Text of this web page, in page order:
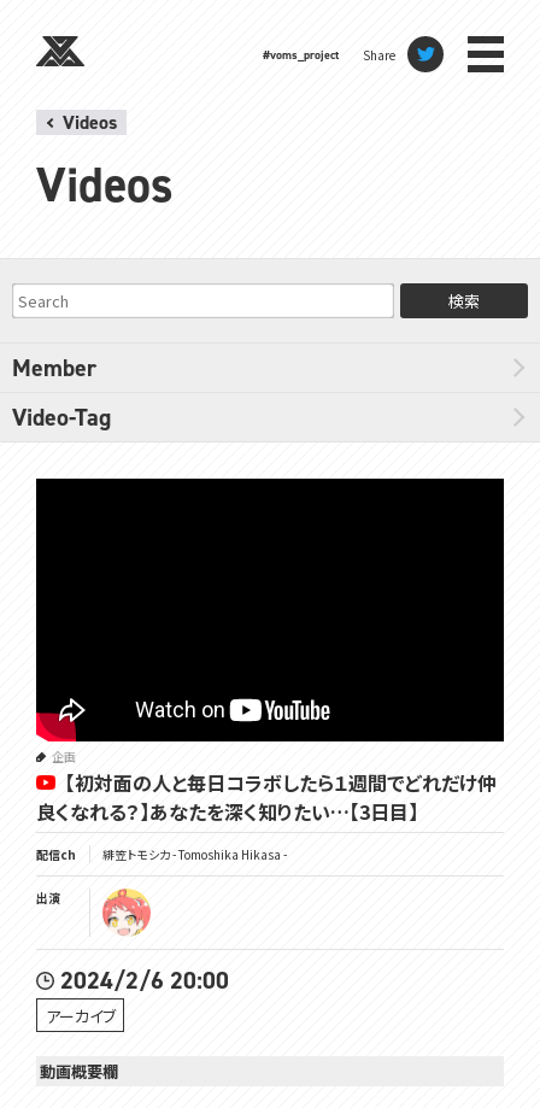
#voms_project Share
Videos
Videos
検索
Member
Video-Tag
企画
【初対面の人と毎日コラボしたら１週間でどれだけ仲
良くなれる？】あなたを深く知りたい…【3日目】
配信ch 緋笠トモシカ - Tomoshika Hikasa -
出演
2024/2/6 20:00
アーカイブ
動画概要欄